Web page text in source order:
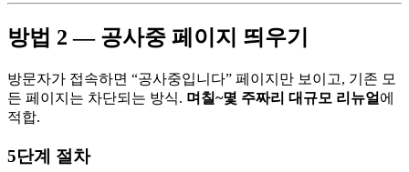
방법 2 — 공사중 페이지 띄우기
방문자가 접속하면 “공사중입니다” 페이지만 보이고, 기존 모
든 페이지는 차단되는 방식. 며칠~몇 주짜리 대규모 리뉴얼 에
적합.
5단계 절차